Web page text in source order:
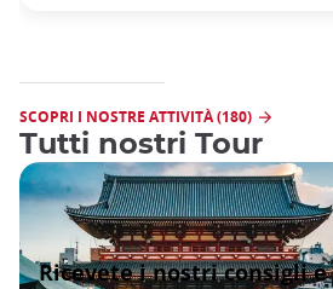
SCOPRI I NOSTRE ATTIVITÀ (180)
Tutti nostri Tour